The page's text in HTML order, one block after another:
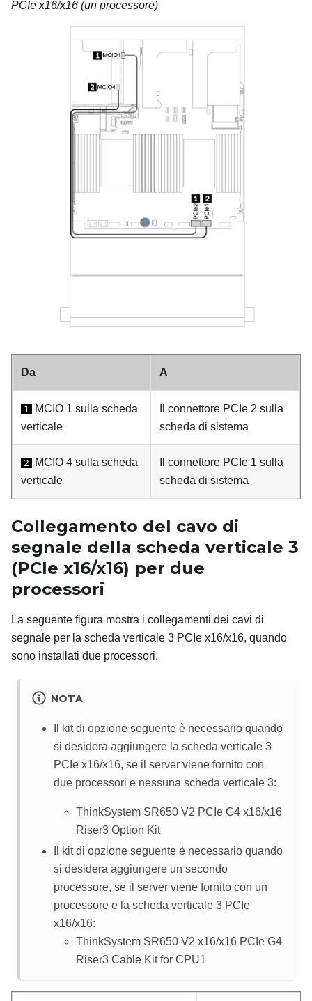
PCIe x16/x16 (un processore)
Da A
1
MCIO 1 sulla scheda
verticale
Il connettore PCIe 2 sulla
scheda di sistema
2
MCIO 4 sulla scheda
verticale
Il connettore PCIe 1 sulla
scheda di sistema
Collegamento del cavo di
segnale della scheda verticale 3
(PCIe x16/x16) per due
processori
La seguente figura mostra i collegamenti dei cavi di
segnale per la scheda verticale 3 PCIe x16/x16, quando
sono installati due processori.
NOTA
Il kit di opzione seguente è necessario quando
si desidera aggiungere la scheda verticale 3
PCIe x16/x16, se il server viene fornito con
due processori e nessuna scheda verticale 3:
ThinkSystem SR650 V2 PCIe G4 x16/x16
Riser3 Option Kit
Il kit di opzione seguente è necessario quando
si desidera aggiungere un secondo
processore, se il server viene fornito con un
processore e la scheda verticale 3 PCIe
x16/x16:
ThinkSystem SR650 V2 x16/x16 PCIe G4
Riser3 Cable Kit for CPU1